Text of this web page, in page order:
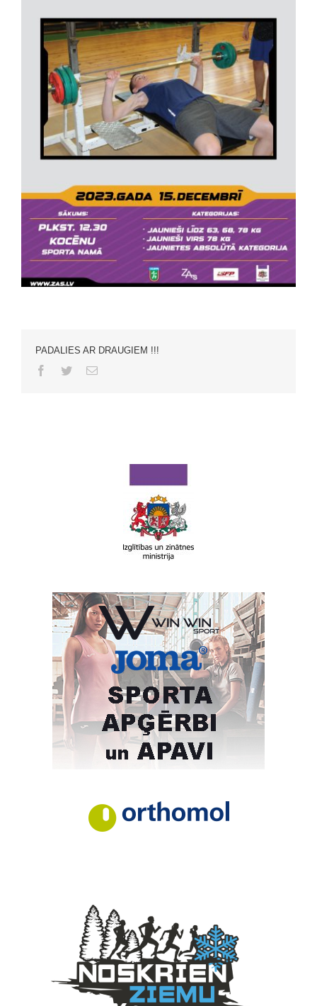
PADALIES AR DRAUGIEM !!!
Facebook
TwitterEmail